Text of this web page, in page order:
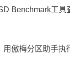
Benchmark工具
用傲梅分区助手执